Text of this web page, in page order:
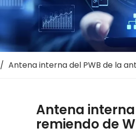
/ Antena interna del PWB de la
Antena
remiendo de